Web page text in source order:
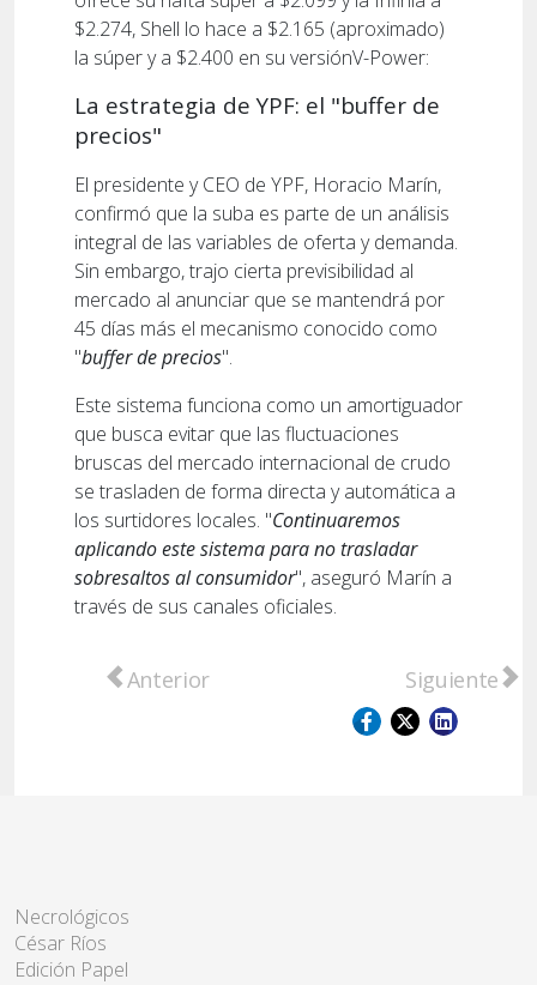
$2.274, Shell lo hace a $2.165 (aproximado)
la súper y a $2.400 en su versiónV-Power:
La estrategia de YPF: el "buffer de
precios"
El presidente y CEO de YPF, Horacio Marín,
confirmó que la suba es parte de un análisis
integral de las variables de oferta y demanda.
Sin embargo, trajo cierta previsibilidad al
mercado al anunciar que se mantendrá por
45 días más el mecanismo conocido como
"buffer de precios".
Este sistema funciona como un amortiguador
que busca evitar que las fluctuaciones
bruscas del mercado internacional de crudo
se trasladen de forma directa y automática a
los surtidores locales. "Continuaremos
aplicando este sistema para no trasladar
sobresaltos al consumidor", aseguró Marín a
través de sus canales oficiales.
Artículo anterior: Justicia y Fútbol: Fallo
Anterior Artículo
Siguiente
Necrológicos
César Ríos
Edición Papel